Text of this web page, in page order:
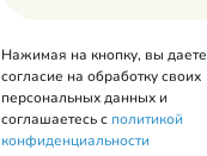
Нажимая на кнопку, вы даете
согласие на обработку своих
персональных данных и
соглашаетесь с политикой
конфиденциальности